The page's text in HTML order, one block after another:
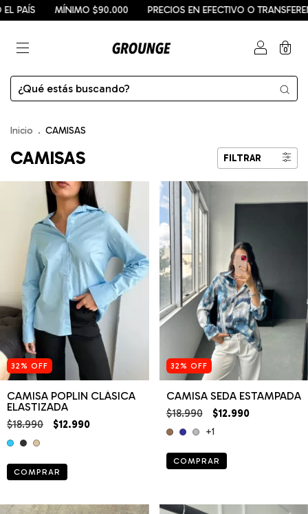
MÍNIMO $90.000 PRECIOS EN EFECTIVO O TRANSFERENCIA
0
Inicio . CAMISAS
CAMISAS FILTRAR
32% OFF
CAMISA POPLIN CLÁSICA
ELASTIZADA
$18.990 $12.990
COMPRAR
32% OFF
CAMISA SEDA ESTAMPADA
$18.990 $12.990
+1
COMPRAR